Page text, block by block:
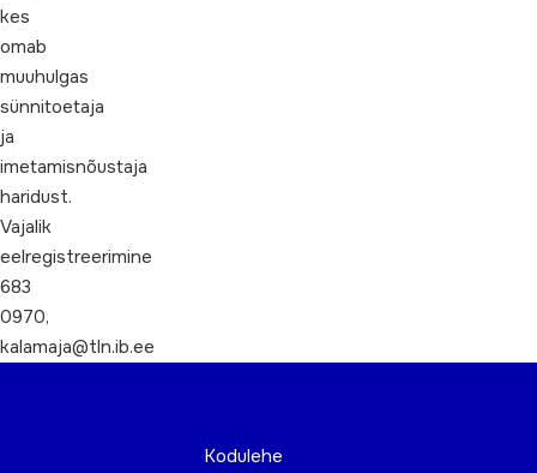
kes
omab
muuhulgas
sünnitoetaja
ja
imetamisnõustaja
haridust.
Vajalik
eelregistreerimine
683
0970,
kalamaja@tln.ib.ee
Kodulehe